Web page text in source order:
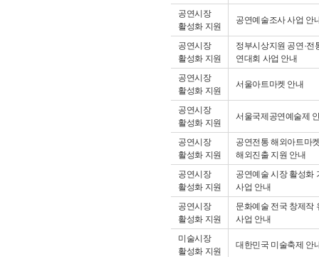
공연시장
활성화 지원
공연예술조사 사업 안
공연시장
활성화 지원
정부시상지원 공연·전
연대회 사업 안내
공연시장
활성화 지원
서울아트마켓 안내
공연시장
활성화 지원
서울국제공연예술제
공연시장
활성화 지원
공연전통 해외아트마
해외진출 지원 안내
공연시장
활성화 지원
공연예술 시장 활성화
사업 안내
공연시장
활성화 지원
문화예술 전국 창제작
사업 안내
미술시장
활성화 지원
대한민국 미술축제 안